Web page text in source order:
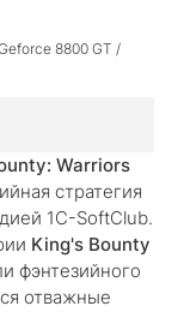
8800 GT /
Warriors
стратегия
1C-SoftClub.
King's Bounty
фэнтезийного
отважные